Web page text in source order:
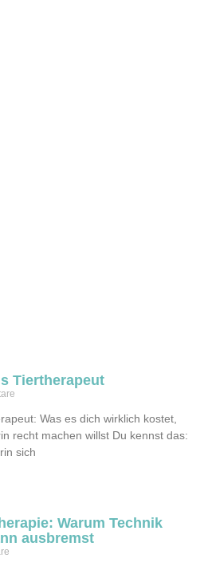
Tiertherapeut
Was es dich wirklich kostet,
recht machen willst Du kennst das:
sich
Warum Technik
ausbremst